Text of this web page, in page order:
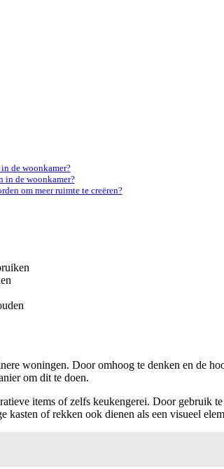
de woonkamer?
in de woonkamer?
om meer ruimte te creëren?
woningen. Door omhoog te denken en de
om dit te doen.
items of zelfs keukengerei. Door gebruik
kasten of rekken ook dienen als een visueel